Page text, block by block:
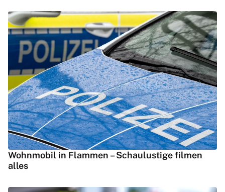
Wohnmobil in Flammen – Schaulustige filmen
alles